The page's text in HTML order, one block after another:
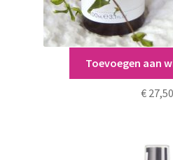
Daily Defence
€27,50
Toevoegen aan